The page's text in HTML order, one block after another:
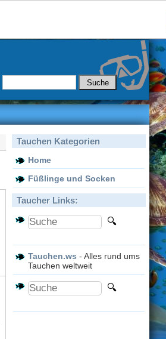
Tauchen Kategorien
Home
Füßlinge und Socken
Taucher Links:
Tauchen.ws - Alles rund ums
Tauchen weltweit